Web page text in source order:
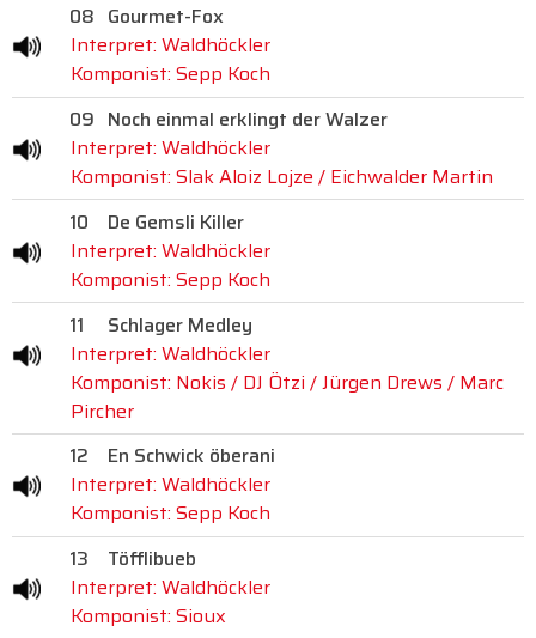
08 Gourmet-Fox
Interpret: Waldhöckler
Komponist: Sepp Koch
09 Noch einmal erklingt der Walzer
Interpret: Waldhöckler
Komponist: Slak Aloiz Lojze / Eichwalder Martin
10
De Gemsli Killer
Interpret: Waldhöckler
Komponist: Sepp Koch
11
Schlager Medley
Interpret: Waldhöckler
Komponist: Nokis / DJ Ötzi / Jürgen Drews / Marc
Pircher
12
En Schwick öberani
Interpret: Waldhöckler
Komponist: Sepp Koch
13
Töfflibueb
Interpret: Waldhöckler
Komponist: Sioux